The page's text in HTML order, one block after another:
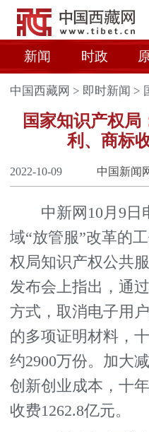
新闻 时政
中国西藏网 > 即时新闻 >
国家知识产权局
利、商标
2022-10-09 中国新闻
中新网10月9日
域“放管服”改革的
权局知识产权公共
发布会上指出，通
方式，取消电子用
的多项证明材料，
约2900万份。加大
创新创业成本，十
收费1262.8亿元。